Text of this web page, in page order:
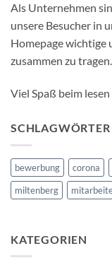
Als Unternehmen
unsere Besucher in
Homepage wichtige
zusammen zu tragen.
Viel Spaß beim
SCHLAGWÖRTER
bewerbung corona
miltenberg
KATEGORIEN